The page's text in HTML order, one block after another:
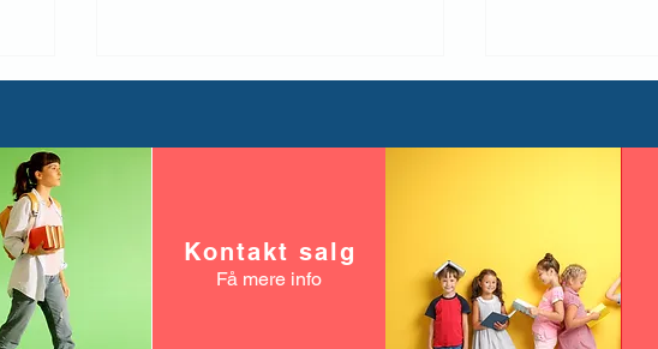
SkolePortal
men hvor er...
Kontakt salg
Få mere info